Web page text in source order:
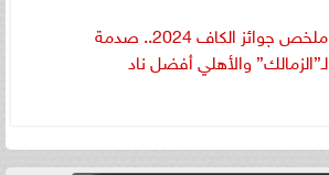
ملخص جوائز الكاف 2024.. صدمة
لـ”الزمالك” والأهلي أفضل ناد